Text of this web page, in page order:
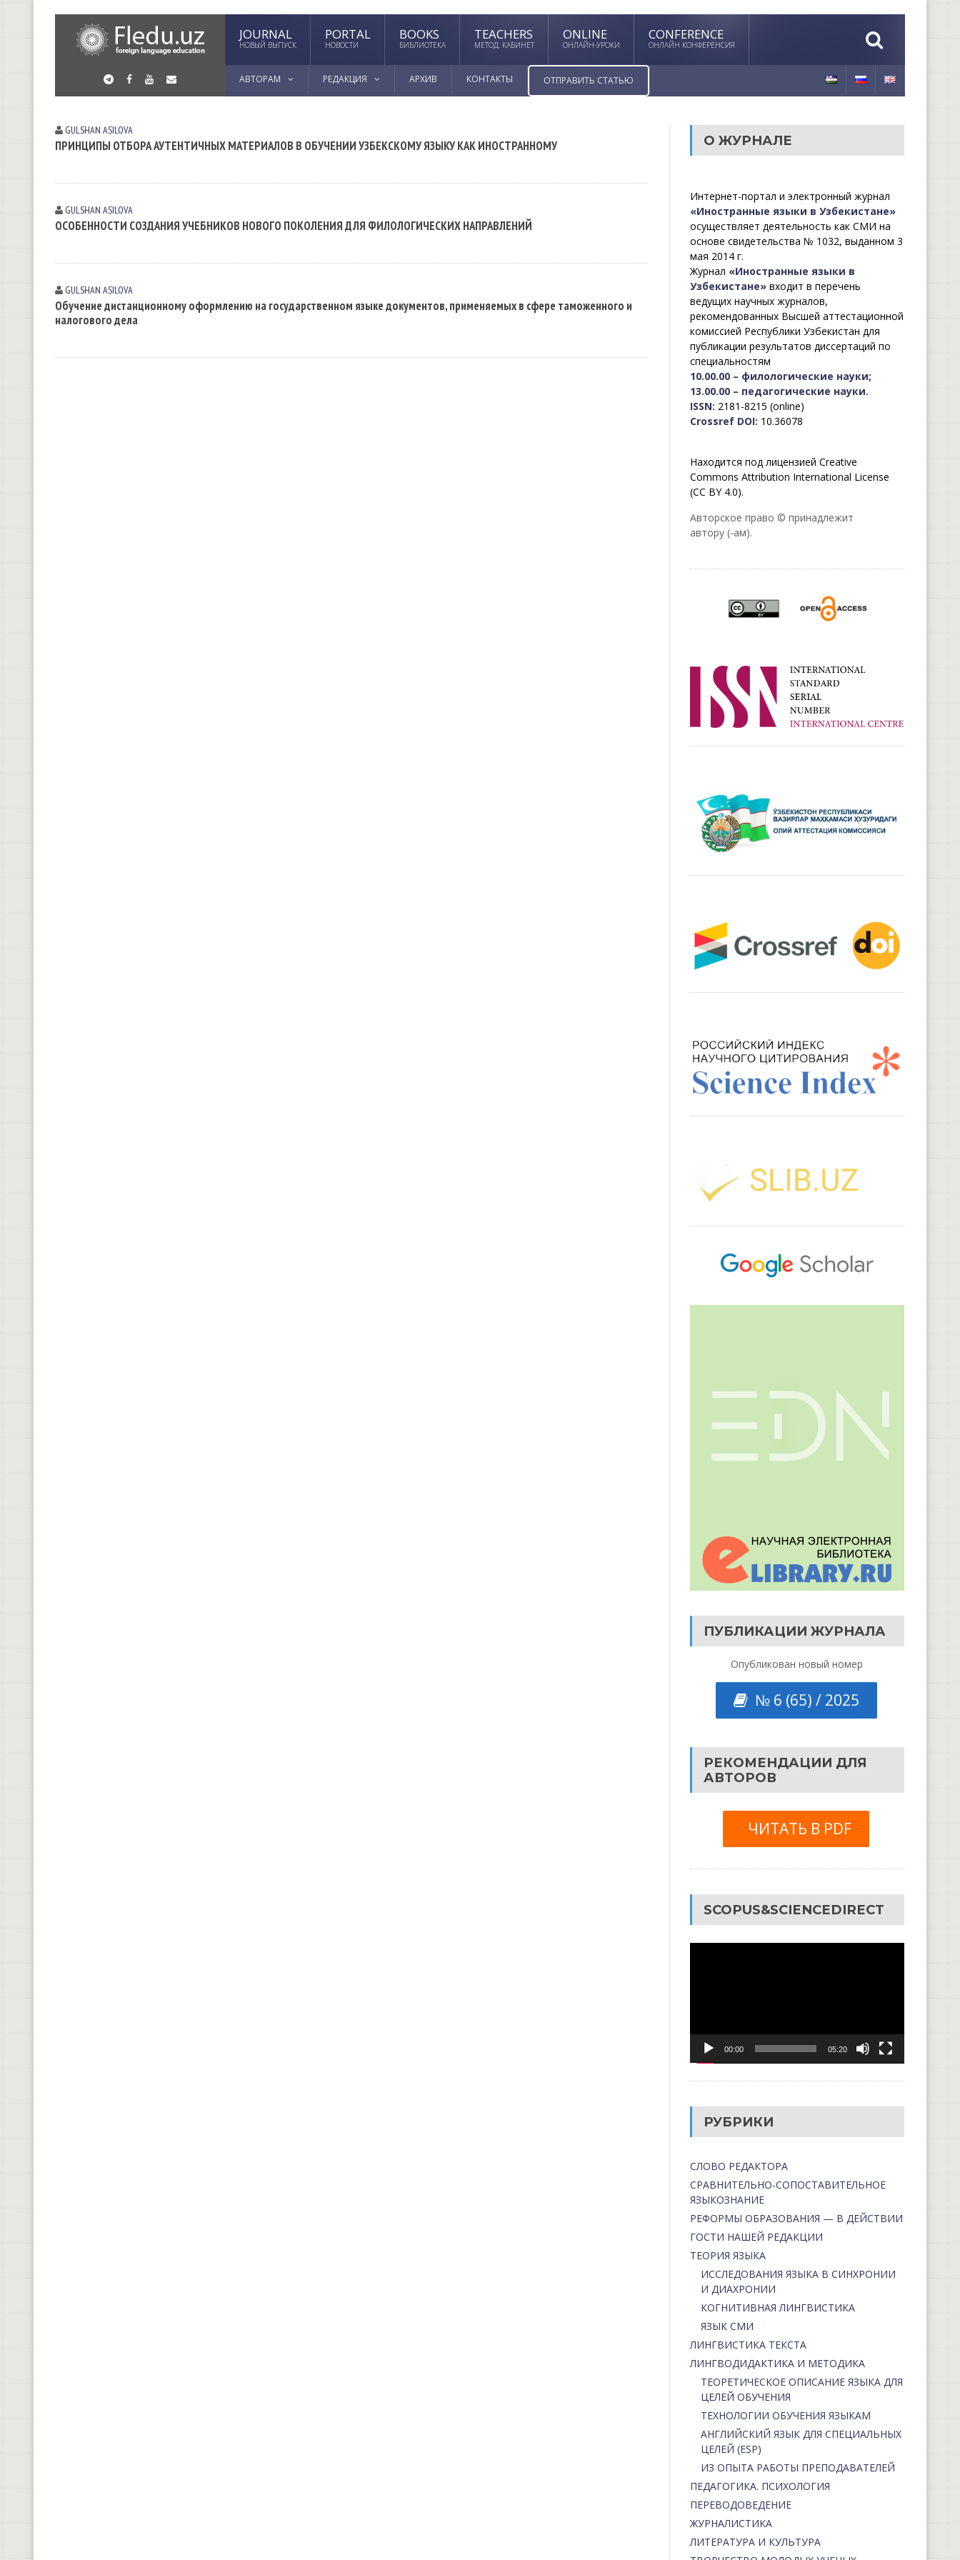
JOURNAL
НОВЫЙ ВЫПУСК
PORTAL
НОВОСТИ
BOOKS
БИБЛИОТЕКА
TEACHERS
МЕТОД. КАБИНЕТ
ONLINE
ОНЛАЙН-УРОКИ
CONFERENCE
ОНЛАЙН КОНФЕРЕНСИЯ
АВТОРАМ РЕДАКЦИЯ АРХИВ КОНТАКТЫ ОТПРАВИТЬ СТАТЬЮ
GULSHAN АSILOVА
ПРИНЦИПЫ ОТБОРА АУТЕНТИЧНЫХ МАТЕРИАЛОВ В ОБУЧЕНИИ УЗБЕКСКОМУ ЯЗЫКУ КАК ИНОСТРАННОМУ
GULSHAN АSILOVА
ОСОБЕННОСТИ СОЗДАНИЯ УЧЕБНИКОВ НОВОГО ПОКОЛЕНИЯ ДЛЯ ФИЛОЛОГИЧЕСКИХ НАПРАВЛЕНИЙ
GULSHAN АSILOVА
Обучение дистанционному оформлению на государственном языке документов, применяемых в сфере таможенного и
налогового дела
О ЖУРНАЛЕ
Интернет-портал и электронный журнал
«Иностранные языки в Узбекистане»
осуществляет деятельность как СМИ на
основе свидетельства № 1032, выданном 3
мая 2014 г.
Журнал «Иностранные языки в
Узбекистане»входит в перечень
ведущих научных журналов,
рекомендованных Высшей аттестационной
комиссией Республики Узбекистан для
публикации результатов диссертаций по
специальностям
10.00.00 – филологические науки;
13.00.00 – педагогические науки.
ISSN: 2181-8215 (online)
Crossref DOI: 10.36078
Находится под лицензией Creative
Commons Attribution International License
(CC BY 4.0).
Авторское право © принадлежит
автору (-ам).
ПУБЛИКАЦИИ ЖУРНАЛА
Опубликован новый номер
№ 6 (65) / 2025
РЕКОМЕНДАЦИИ ДЛЯ
АВТОРОВ
ЧИТАТЬ В PDF
SCOPUS&SCIENCEDIRECT
00:00 05:20
РУБРИКИ
СЛОВО РЕДАКТОРА
СРАВНИТЕЛЬНО-СОПОСТАВИТЕЛЬНОЕ
ЯЗЫКОЗНАНИЕ
РЕФОРМЫ ОБРАЗОВАНИЯ — В ДЕЙСТВИИ
ГОСТИ НАШЕЙ РЕДАКЦИИ
ТЕОРИЯ ЯЗЫКА
ИССЛЕДОВАНИЯ ЯЗЫКА В СИНХРОНИИ
И ДИАХРОНИИ
КОГНИТИВНАЯ ЛИНГВИСТИКА
ЯЗЫК СМИ
ЛИНГВИСТИКА ТЕКСТА
ЛИНГВОДИДАКТИКА И МЕТОДИКА
ТЕОРЕТИЧЕСКОЕ ОПИСАНИЕ ЯЗЫКА ДЛЯ
ЦЕЛЕЙ ОБУЧЕНИЯ
ТЕХНОЛОГИИ ОБУЧЕНИЯ ЯЗЫКАМ
АНГЛИЙСКИЙ ЯЗЫК ДЛЯ СПЕЦИАЛЬНЫХ
ЦЕЛЕЙ (ESP)
ИЗ ОПЫТА РАБОТЫ ПРЕПОДАВАТЕЛЕЙ
ПЕДАГОГИКА. ПСИХОЛОГИЯ
ПЕРЕВОДОВЕДЕНИЕ
ЖУРНАЛИСТИКА
ЛИТЕРАТУРА И КУЛЬТУРА